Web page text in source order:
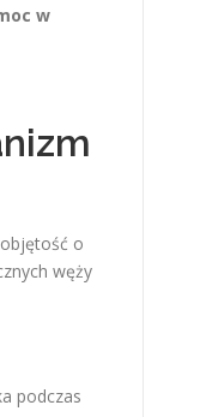
w
o
węży
podczas